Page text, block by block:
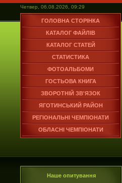
Четвер, 06.08.2026, 09:29
ГОЛОВНА СТОРІНКА
КАТАЛОГ ФАЙЛІВ
КАТАЛОГ СТАТЕЙ
СТАТИСТИКА
ФОТОАЛЬБОМИ
ГОСТЬОВА КНИГА
ЗВОРОТНІЙ ЗВ'ЯЗОК
ЯГОТИНСЬКИЙ РАЙОН
РЕГІОНАЛЬНІ ЧЕМПІОНАТИ
ОБЛАСНІ ЧЕМПІОНАТИ
Наше опитування